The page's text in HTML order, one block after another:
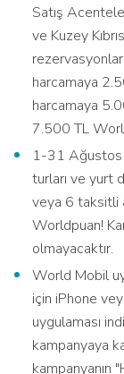
Satış
ve Kuzey
harcamaya
harcamaya
7.500 TL
1-31 Ağustos
turları ve yurt
veya 6 taksitli
Worldpuan!
olmayacaktır.
World Mobil
için iPhone
uygulaması
kampanyaya
kampanyanın